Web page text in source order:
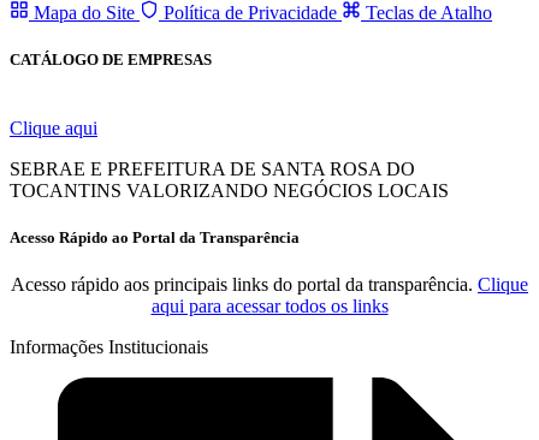
Mapa do Site
Política de Privacidade Teclas de Atalho
CATÁLOGO DE EMPRESAS
Clique aqui
SEBRAE E PREFEITURA DE SANTA ROSA DO
TOCANTINS VALORIZANDO NEGÓCIOS LOCAIS
Acesso Rápido ao Portal da Transparência
Acesso rápido aos principais links do portal da transparência. Clique
aqui para acessar todos os links
Informações Institucionais